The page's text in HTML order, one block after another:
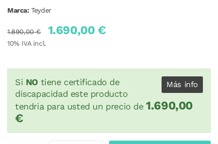
Marca: Teyder
1.890,00 € 1.690,00 €
10% IVA incl.
Más info
Si NO tiene certificado de
discapacidad este producto
tendria para usted un precio de1.690,00
€